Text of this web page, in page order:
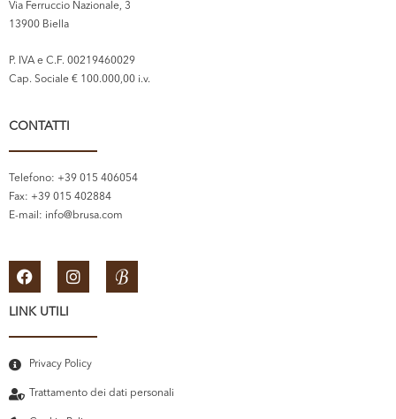
Via Ferruccio Nazionale, 3
13900 Biella
P. IVA e C.F. 00219460029
Cap. Sociale € 100.000,00 i.v.
CONTATTI
Telefono: +39 015 406054
Fax: +39 015 402884
E-mail: info@brusa.com
LINK UTILI
Privacy Policy
Trattamento dei dati personali